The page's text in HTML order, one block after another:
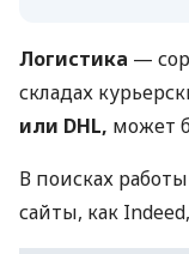
Логистика —
складах
или DHL, может
В поисках
сайты, как